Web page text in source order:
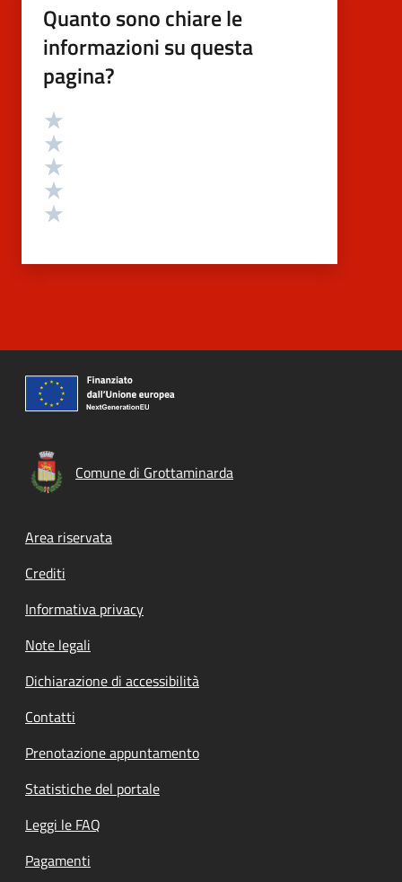
Quanto sono chiare le
informazioni su questa
pagina?
Valutazione
Comune di Grottaminarda
Footer menu
Area riservata
Crediti
Informativa privacy
Note legali
Dichiarazione di accessibilità
Contatti
Prenotazione appuntamento
Statistiche del portale
Leggi le FAQ
Pagamenti